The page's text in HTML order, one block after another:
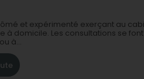
et expérimenté exerçant au
à domicile. Les consultations se
à...